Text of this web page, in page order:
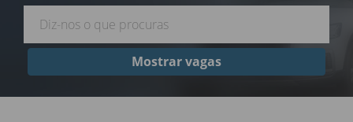
Mostrar vagas